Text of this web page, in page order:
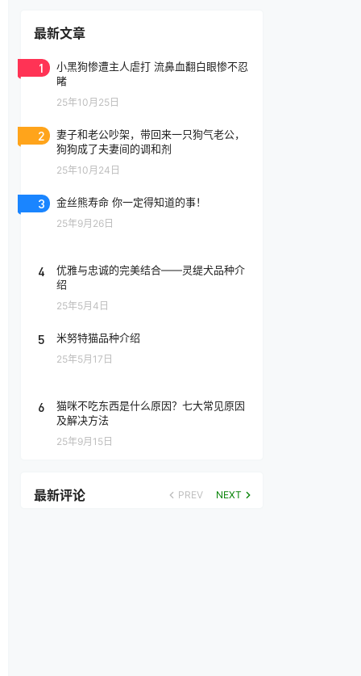
最新文章
1
小黑狗惨遭主人虐打 流鼻血翻白眼惨不忍
睹
25年10月25日
2
妻子和老公吵架，带回来一只狗气老公，
狗狗成了夫妻间的调和剂
25年10月24日
3 金丝熊寿命 你一定得知道的事！
25年9月26日
4
优雅与忠诚的完美结合——灵缇犬品种介
绍
25年5月4日
5 米努特猫品种介绍
25年5月17日
6
猫咪不吃东西是什么原因？七大常见原因
及解决方法
25年9月15日
最新评论 PREV NEXT